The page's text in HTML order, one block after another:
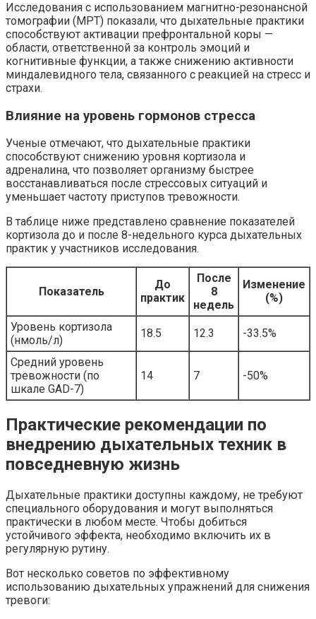
Исследования с использованием магнитно-резонансной
томографии (МРТ) показали, что дыхательные практики
способствуют активации префронтальной коры —
области, ответственной за контроль эмоций и
когнитивные функции, а также снижению активности
миндалевидного тела, связанного с реакцией на стресс и
страхи.
Влияние на уровень гормонов стресса
Ученые отмечают, что дыхательные практики
способствуют снижению уровня кортизола и
адреналина, что позволяет организму быстрее
восстанавливаться после стрессовых ситуаций и
уменьшает частоту приступов тревожности.
В таблице ниже представлено сравнение показателей
кортизола до и после 8-недельного курса дыхательных
практик у участников исследования.
Показатель
До
практик
После
8
недель
Изменение
(%)
Уровень кортизола
(нмоль/л)
18.5 12.3 -33.5%
Средний уровень
тревожности (по
шкале GAD-7)
14 7 -50%
Практические рекомендации по
внедрению дыхательных техник в
повседневную жизнь
Дыхательные практики доступны каждому, не требуют
специального оборудования и могут выполняться
практически в любом месте. Чтобы добиться
устойчивого эффекта, необходимо включить их в
регулярную рутину.
Вот несколько советов по эффективному
использованию дыхательных упражнений для снижения
тревоги: